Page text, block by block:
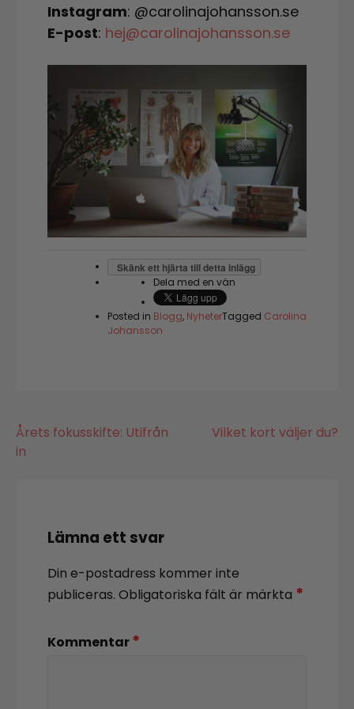
Instagram: @carolinajohansson.se
E-post: hej@carolinajohansson.se
Skänk ett hjärta till detta inlägg
Dela med en vän
Posted in Blogg, NyheterTagged Carolina
Johansson
Inläggsnavigering
Årets fokusskifte: Utifrån
in
Vilket kort väljer du?
Lämna ett svar
Din e-postadress kommer inte
publiceras. Obligatoriska fält är märkta *
Kommentar*